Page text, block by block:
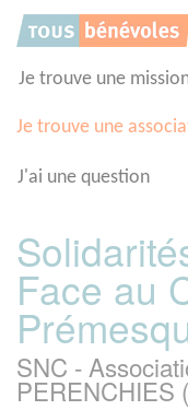
Je trouve une
Je trouve une
J'ai une question
Face au
SNC -
PERENCHIES
Panneau de gestion des